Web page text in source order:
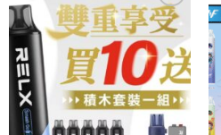
Add to
wishlist